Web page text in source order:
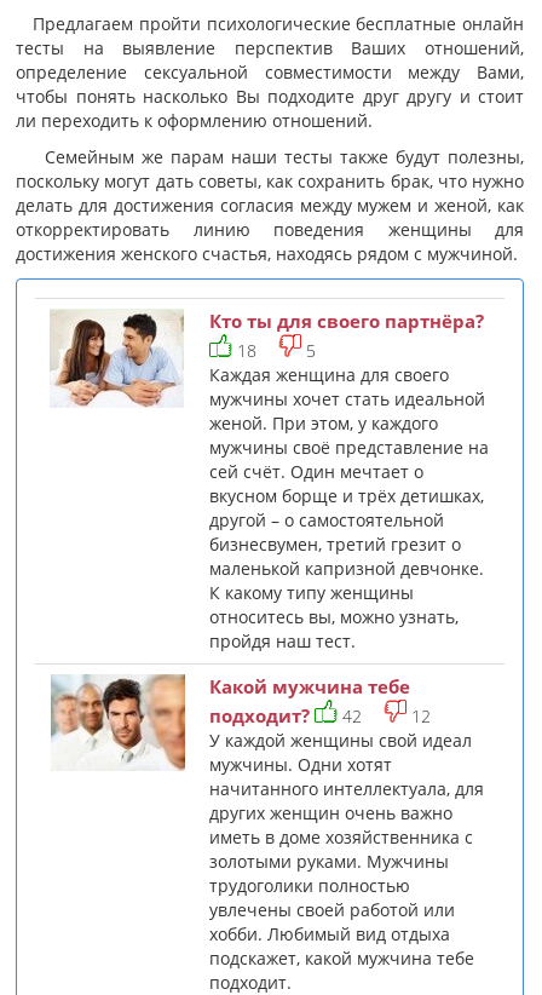
Предлагаем пройти психологические бесплатные онлайн
тесты на выявление перспектив Ваших отношений,
определение сексуальной совместимости между Вами,
чтобы понять насколько Вы подходите друг другу и стоит
ли переходить к оформлению отношений.
Семейным же парам наши тесты также будут полезны,
поскольку могут дать советы, как сохранить брак, что нужно
делать для достижения согласия между мужем и женой, как
откорректировать линию поведения женщины для
достижения женского счастья, находясь рядом с мужчиной.
Кто ты для своего партнёра?
18
5
Каждая женщина для своего
мужчины хочет стать идеальной
женой. При этом, у каждого
мужчины своё представление на
сей счёт. Один мечтает о
вкусном борще и трёх детишках,
другой – о самостоятельной
бизнесвумен, третий грезит о
маленькой капризной девчонке.
К какому типу женщины
относитесь вы, можно узнать,
пройдя наш тест.
Какой мужчина тебе
подходит?
42
12
У каждой женщины свой идеал
мужчины. Одни хотят
начитанного интеллектуала, для
других женщин очень важно
иметь в доме хозяйственника с
золотыми руками. Мужчины
трудоголики полностью
увлечены своей работой или
хобби. Любимый вид отдыха
подскажет, какой мужчина тебе
подходит.